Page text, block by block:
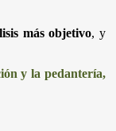
más objetivo, y
y la pedantería,